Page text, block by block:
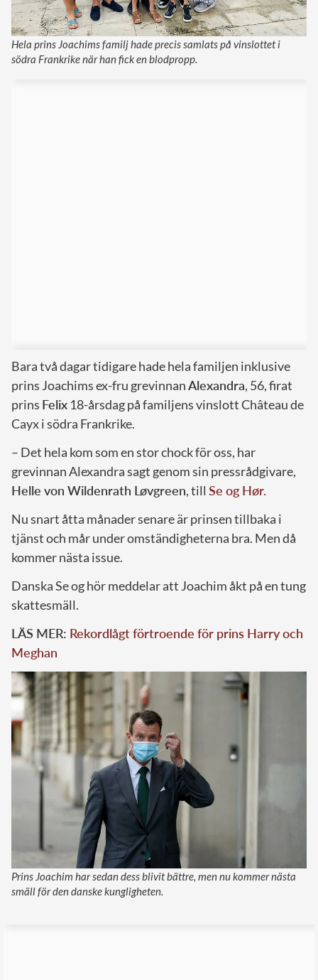
Hela prins Joachims familj hade precis samlats på vinslottet i
södra Frankrike när han fick en blodpropp.
Bara två dagar tidigare hade hela familjen inklusive
prins Joachims ex-fru grevinnanAlexandra, 56, firat
prins Felix 18-årsdag på familjens vinslott Château de
Cayx i södra Frankrike.
– Det hela kom som en stor chock för oss, har
grevinnan Alexandra sagt genom sin pressrådgivare,
Helle von Wildenrath Løvgreen, till Se og Hør.
Nu snart åtta månader senare är prinsen tillbaka i
tjänst och mår under omständigheterna bra. Men då
kommer nästa issue.
Danska Se og hör meddelar att Joachim åkt på en tung
skattesmäll.
LÄS MER: Rekordlågt förtroende för prins Harry och
Meghan
Prins Joachim har sedan dess blivit bättre, men nu kommer nästa
smäll för den danske kungligheten.